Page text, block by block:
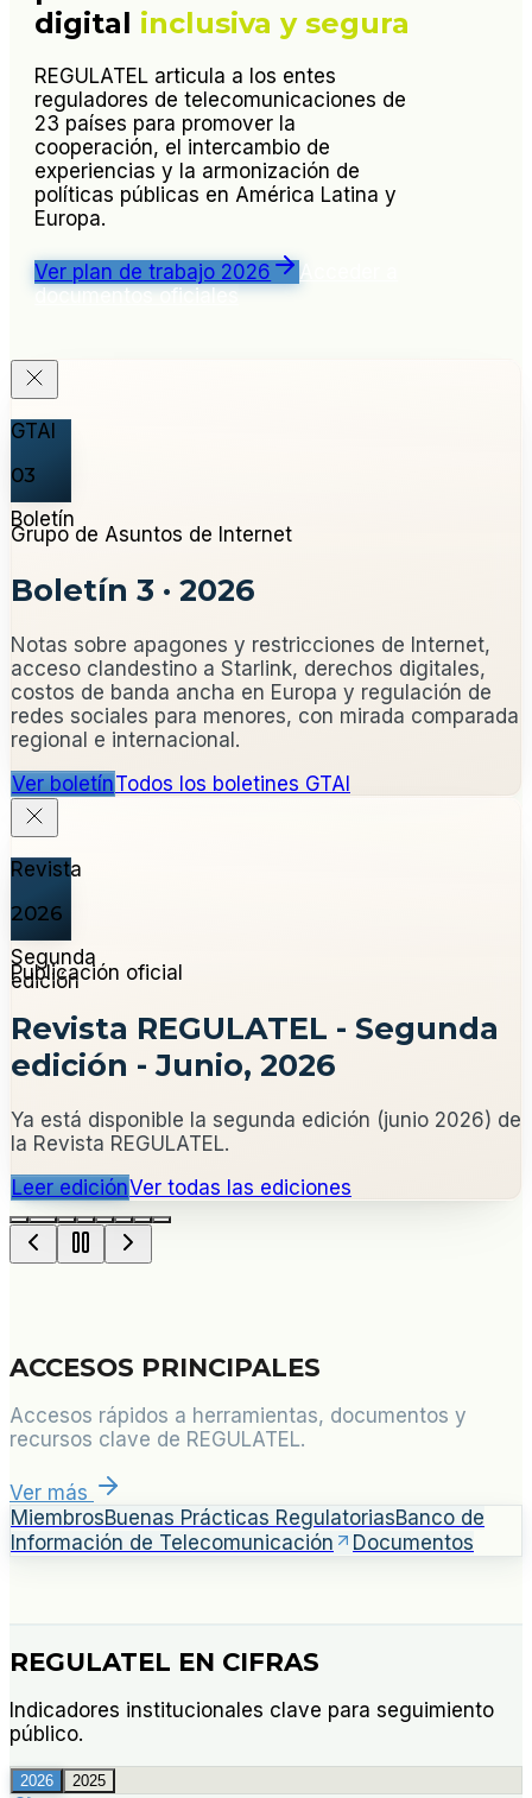
digital inclusiva y segura
REGULATEL articula a los entes
reguladores de telecomunicaciones de
23 países para promover la
cooperación, el intercambio de
experiencias y la armonización de
políticas públicas en América Latina y
Europa.
Ver plan de trabajo 2026
Acceder a
documentos oficiales
GTAI
03
Boletín
Grupo de Asuntos de Internet
Boletín 3 · 2026
Notas sobre apagones y restricciones de Internet,
acceso clandestino a Starlink, derechos digitales,
costos de banda ancha en Europa y regulación de
redes sociales para menores, con mirada comparada
regional e internacional.
Ver boletínTodos los boletines GTAI
Revista
2026
Segunda
edición
Publicación oficial
Revista REGULATEL - Segunda
edición - Junio, 2026
Ya está disponible la segunda edición (junio 2026) de
la Revista REGULATEL.
Leer ediciónVer todas las ediciones
ACCESOS PRINCIPALES
Accesos rápidos a herramientas, documentos y
recursos clave de REGULATEL.
Ver más
MiembrosBuenas Prácticas RegulatoriasBanco de
Información de Telecomunicación
Documentos
REGULATEL EN CIFRAS
Indicadores institucionales clave para seguimiento
público.
2026 2025